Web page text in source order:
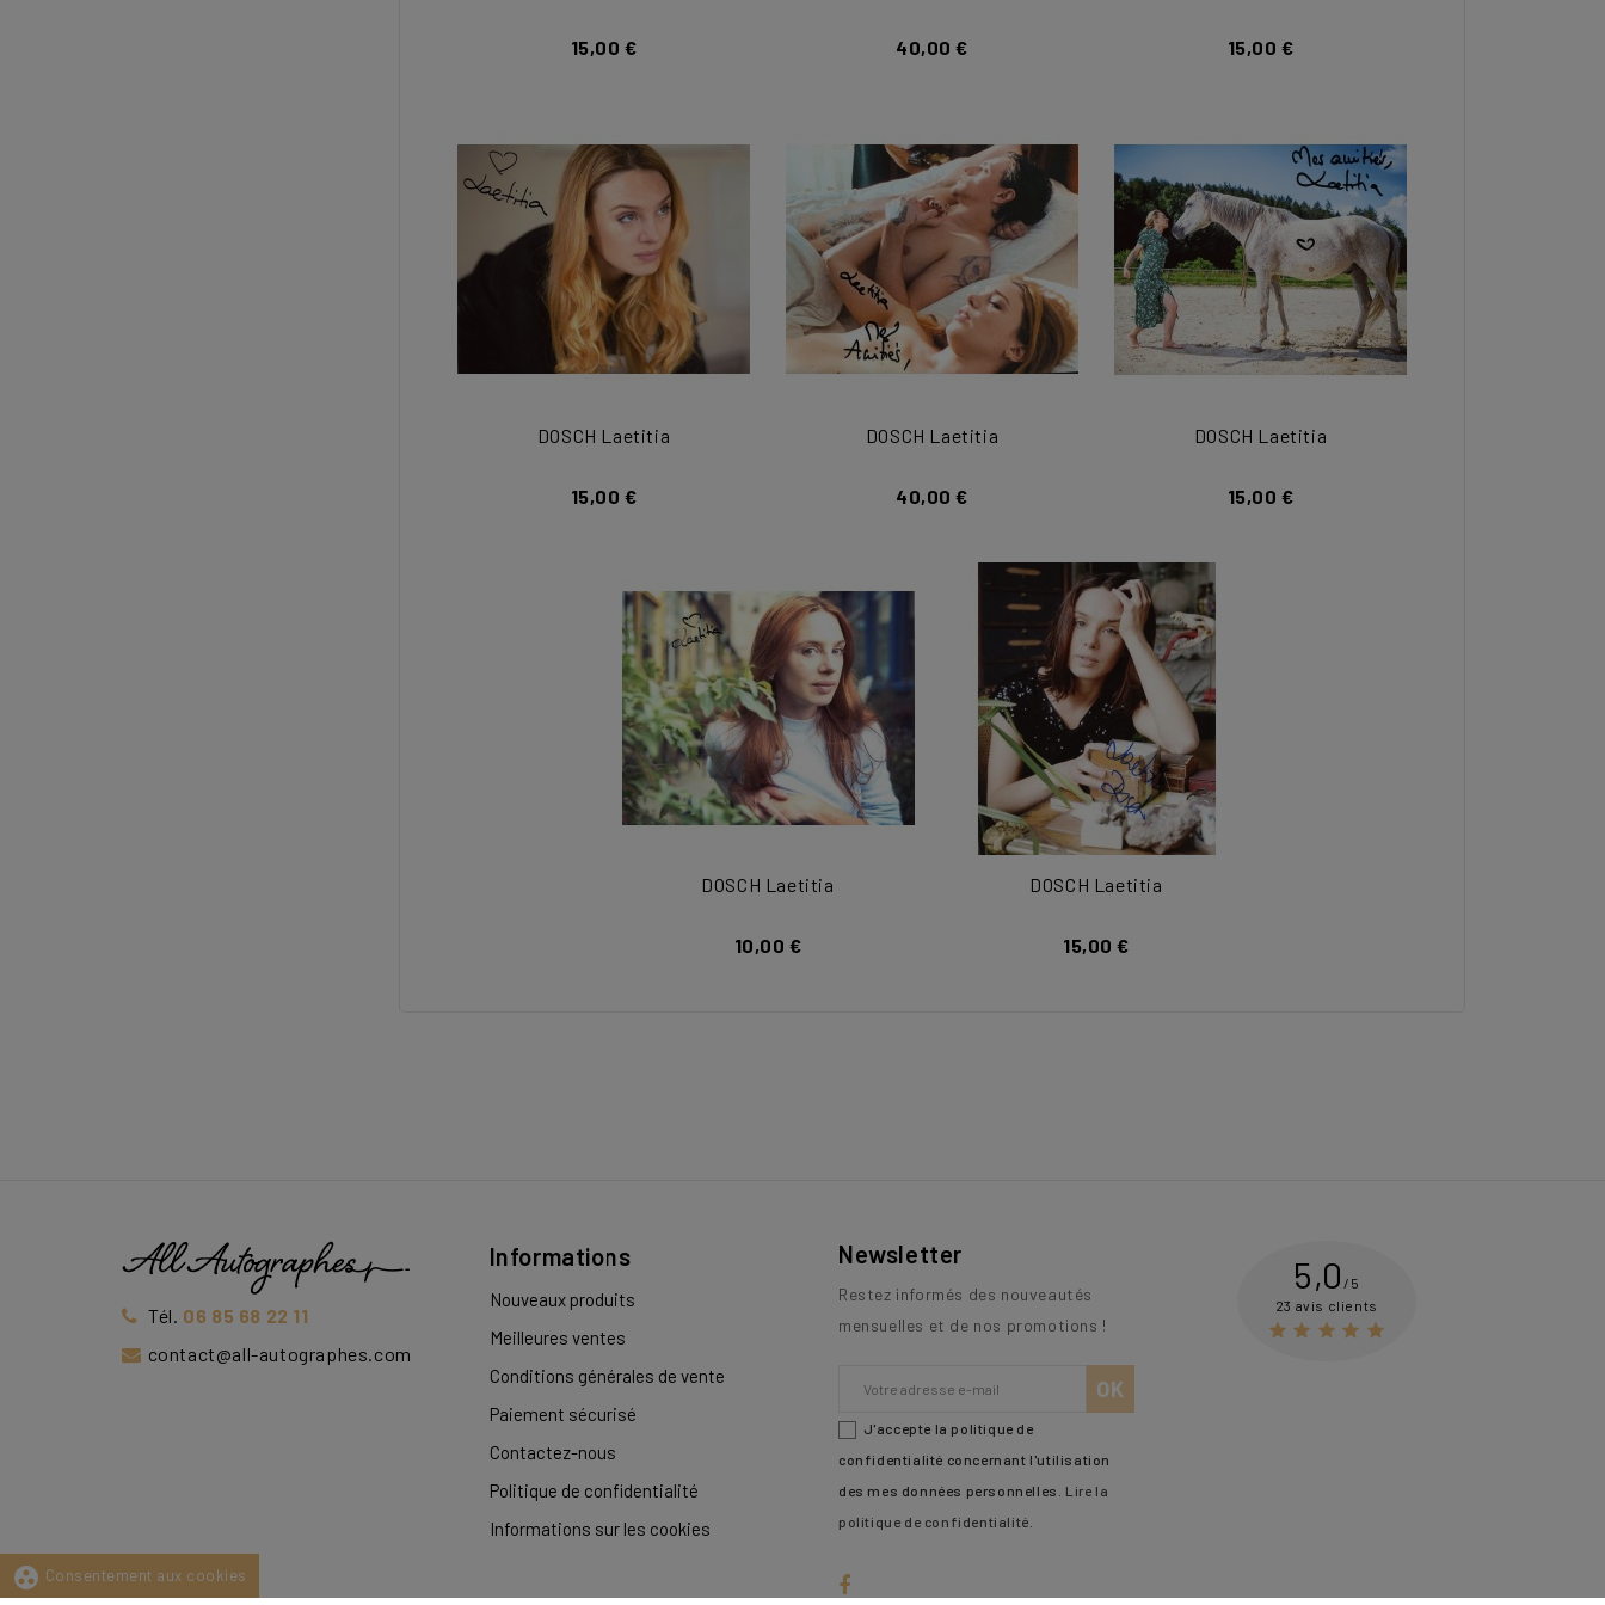
15,00 € 40,00 € 15,00 €
DOSCH Laetitia
15,00 €
DOSCH Laetitia
40,00 €
DOSCH Laetitia
15,00 €
DOSCH Laetitia
10,00 €
DOSCH Laetitia
15,00 €
Tél. 06 85 68 22 11
contact@all-autographes.com
Informations
Nouveaux produits
Meilleures ventes
Conditions générales de vente
Paiement sécurisé
Contactez-nous
Politique de confidentialité
Informations sur les cookies
Newsletter
Restez informés des nouveautés
mensuelles et de nos promotions !
J'accepte la politique de
confidentialité concernant l'utilisation
des mes données personnelles. Lire la
politique de confidentialité
5,0 /5
23 avis clients
    
group_work Consentement aux cookies